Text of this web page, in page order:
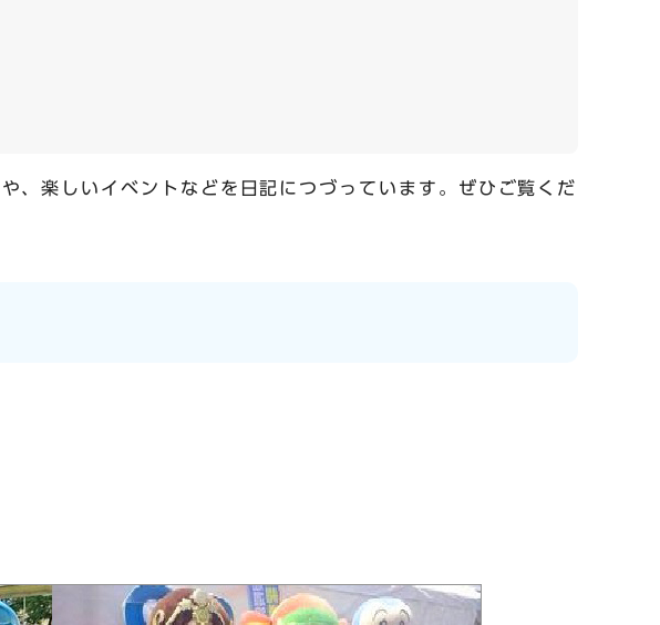
、楽しいイベントなどを日記につづっています。ぜひご覧くだ